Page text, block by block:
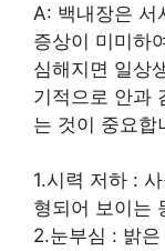
A: 백내장은 서
증상이 미미하
심해지면 일상
기적으로 안과
는 것이 중요합
1.시력 저하 :
형되어 보이는
2.눈부심 : 밝